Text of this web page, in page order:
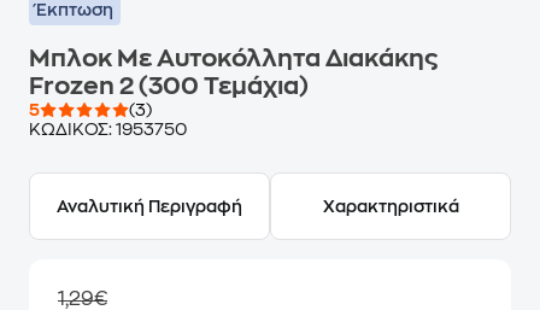
Έκπτωση
Μπλοκ Με Αυτοκόλλητα Διακάκης
Frozen 2 (300 Τεμάχια)
5
(3)
ΚΩΔΙΚΟΣ: 1953750
Αναλυτική Περιγραφή Χαρακτηριστικά
1,29€